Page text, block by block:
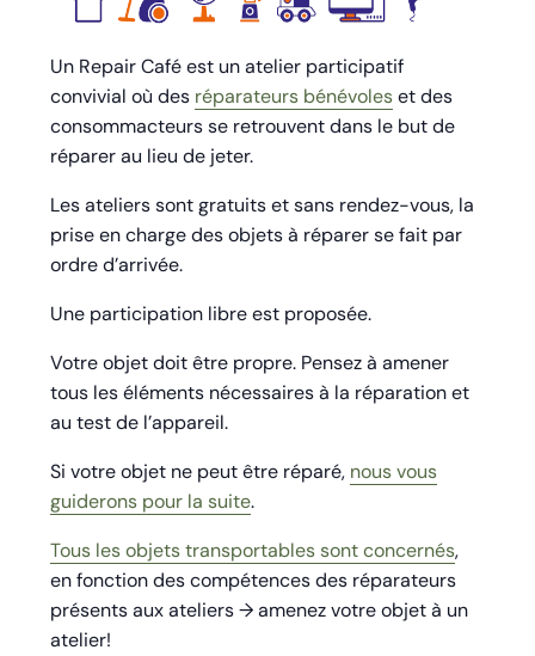
Un Repair Café est un atelier participatif
convivial où des réparateurs bénévoleset des
consommacteurs se retrouvent dans le but de
réparer au lieu de jeter.
Les ateliers sont gratuits et sans rendez-vous, la
prise en charge des objets à réparer se fait par
ordre d’arrivée.
Une participation libre est proposée.
Votre objet doit être propre. Pensez à amener
tous les éléments nécessaires à la réparation et
au test de l’appareil.
Si votre objet ne peut être réparé, nous vous
guiderons pour la suite.
Tous les objets transportables sont concernés,
en fonction des compétences des réparateurs
présents aux ateliers → amenez votre objet à un
atelier!